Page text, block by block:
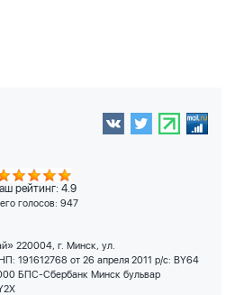
рейтинг: 4.9
голосов: 947
220004, г. Минск, ул.
191612768 от 26 апреля 2011 р/с: BY64
БПС-Сбербанк Минск бульвар